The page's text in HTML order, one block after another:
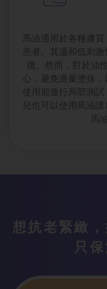
馬油適用於各種膚
患者。其溫和低刺
復。然而，對於油
心，避免過量塗抹
使用前進行局部測
兒也可以使用馬油
馬
想抗老緊緻，
只